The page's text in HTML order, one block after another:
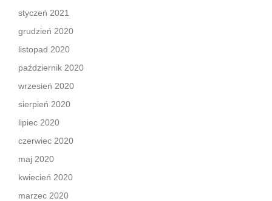
styczeń 2021
grudzień 2020
listopad 2020
październik 2020
wrzesień 2020
sierpień 2020
lipiec 2020
czerwiec 2020
maj 2020
kwiecień 2020
marzec 2020